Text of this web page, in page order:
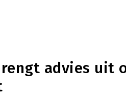
advies uit